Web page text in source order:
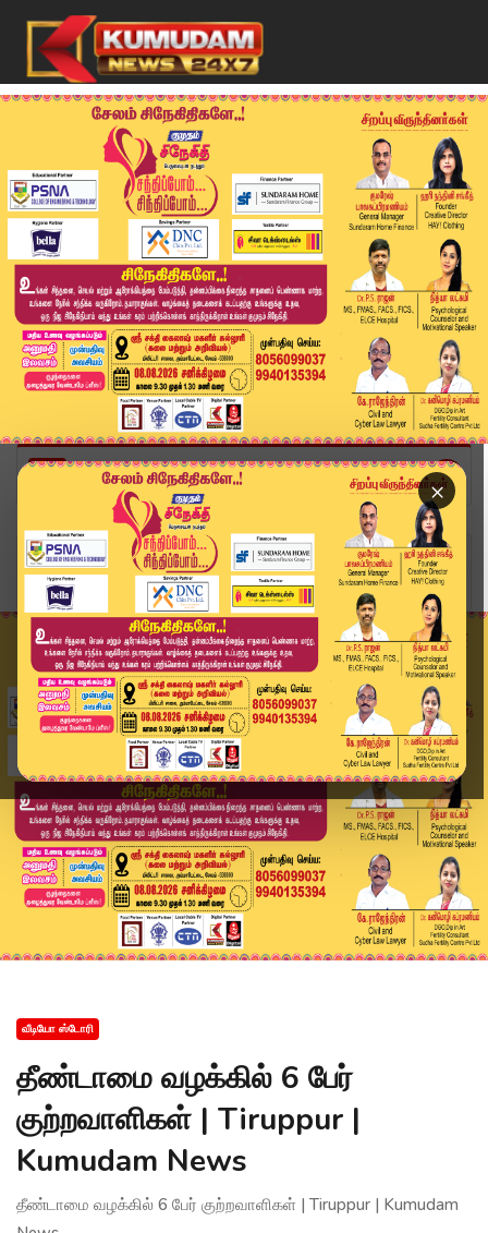
×
Home
வீடியோ ஸ்டோரி
தீண்டாமை வழக்கில் 6 பேர் குற்றவாளிகள் | Tiruppu...
வீடியோ ஸ்டோரி
தீண்டாமை வழக்கில் 6 பேர்
குற்றவாளிகள் | Tiruppur |
Kumudam News
தீண்டாமை வழக்கில் 6 பேர் குற்றவாளிகள் | Tiruppur | Kumudam